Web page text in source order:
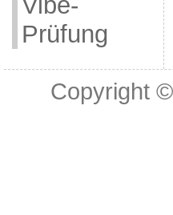
Prüfung
Copyright